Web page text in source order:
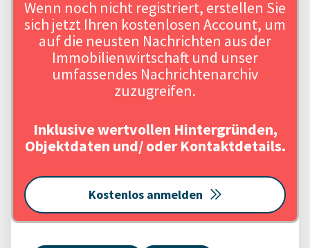
Wenn noch nicht registriert, erstellen Sie
sich jetzt Ihren kostenlosen Account, um
auf die neusten Nachrichten aus der
Immobilienwirtschaft und unser
umfassendes Nachrichtenarchiv
zuzugreifen.
Inklusive wertvollen Hintergründen,
Objektdaten und/ oder Kontaktdetails.
Kostenlos anmelden